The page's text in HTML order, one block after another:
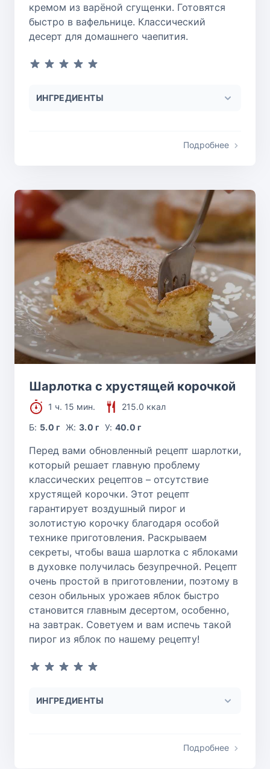
кремом из варёной сгущенки. Готовятся
быстро в вафельнице. Классический
десерт для домашнего чаепития.
ИНГРЕДИЕНТЫ
Подробнее
Шарлотка с хрустящей корочкой
1 ч. 15 мин.
215.0 ккал
Б: 5.0 г Ж: 3.0 г У: 40.0 г
Перед вами обновленный рецепт шарлотки,
который решает главную проблему
классических рецептов – отсутствие
хрустящей корочки. Этот рецепт
гарантирует воздушный пирог и
золотистую корочку благодаря особой
технике приготовления. Раскрываем
секреты, чтобы ваша шарлотка с яблоками
в духовке получилась безупречной. Рецепт
очень простой в приготовлении, поэтому в
сезон обильных урожаев яблок быстро
становится главным десертом, особенно,
на завтрак. Советуем и вам испечь такой
пирог из яблок по нашему рецепту!
ИНГРЕДИЕНТЫ
Подробнее